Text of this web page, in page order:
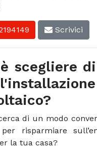
Scrivici
scegliere
di un modo
risparmiare
la tua casa?